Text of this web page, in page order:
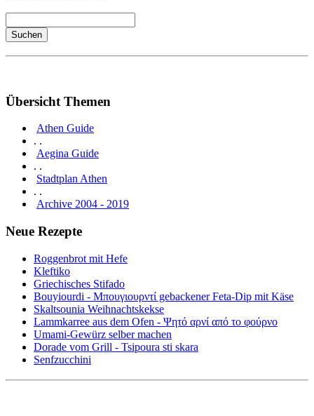
Übersicht Themen
Athen Guide
. .
Aegina Guide
. .
Stadtplan Athen
. .
Archive 2004 - 2019
Neue Rezepte
Roggenbrot mit Hefe
Kleftiko
Griechisches Stifado
Bouyiourdi - Μπουγιουρντί gebackener Feta-Dip mit Käse
Skaltsounia Weihnachtskekse
Lammkarree aus dem Ofen - Ψητό αρνί από το φούρνο
Umami-Gewürz selber machen
Dorade vom Grill - Tsipoura sti skara
Senfzucchini